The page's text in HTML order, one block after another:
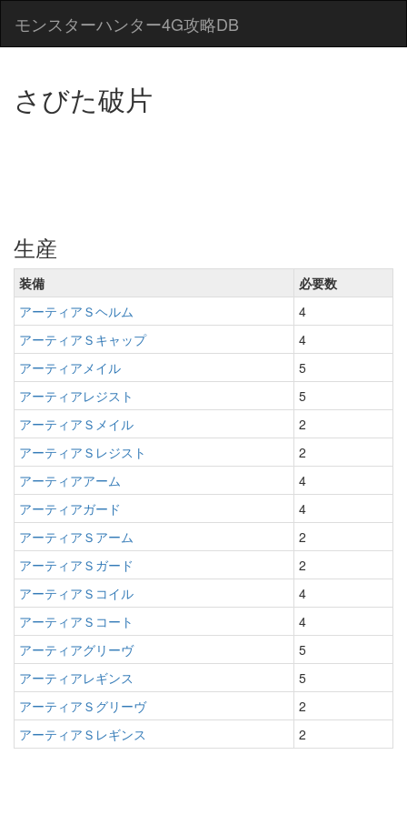
モンスターハンター4G攻略DB
さびた破片
生産
装備
必要数
アーティアＳヘルム
4
アーティアＳキャップ
4
アーティアメイル
5
アーティアレジスト
5
アーティアＳメイル
2
アーティアＳレジスト
2
アーティアアーム
4
アーティアガード
4
アーティアＳアーム
2
アーティアＳガード
2
アーティアＳコイル
4
アーティアＳコート
4
アーティアグリーヴ
5
アーティアレギンス
5
アーティアＳグリーヴ
2
アーティアＳレギンス
2